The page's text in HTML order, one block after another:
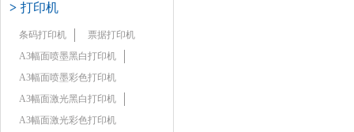
> 打印机
条码打印机
票据打印机
A3幅面喷墨黑白打印机
A3幅面喷墨彩色打印机
A3幅面激光黑白打印机
A3幅面激光彩色打印机